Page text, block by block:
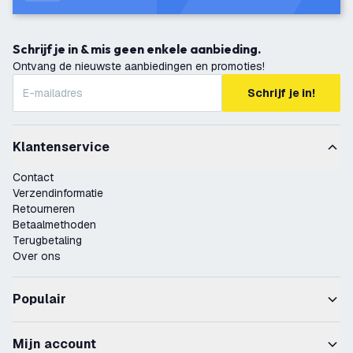
Schrijf je in & mis geen enkele aanbieding.
Ontvang de nieuwste aanbiedingen en promoties!
Schrijf je in!
Klantenservice
Contact
Verzendinformatie
Retourneren
Betaalmethoden
Terugbetaling
Over ons
Populair
Mijn account